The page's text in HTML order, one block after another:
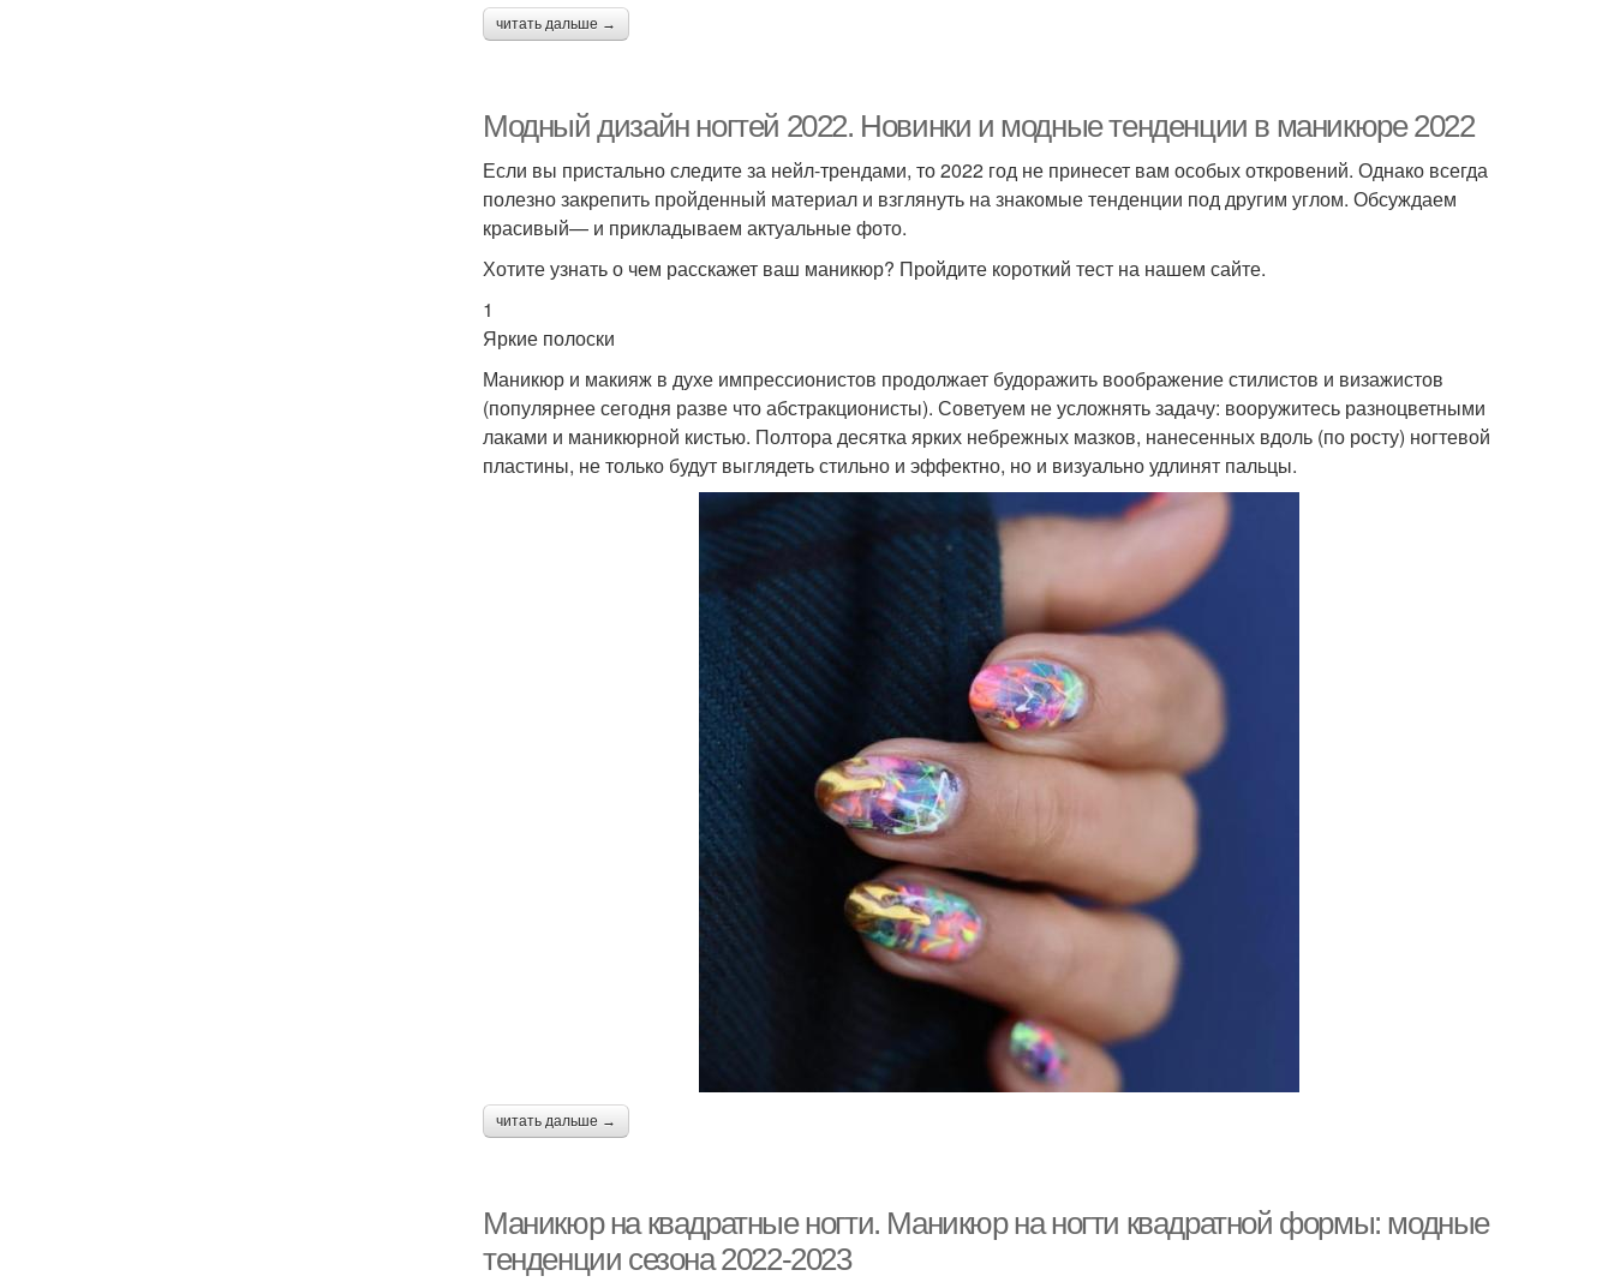
читать дальше →
Модный дизайн ногтей 2022. Новинки и модные тенденции в маникюре 2022
Если вы пристально следите за нейл-трендами, то 2022 год не принесет вам особых откровений. Однако всегда
полезно закрепить пройденный материал и взглянуть на знакомые тенденции под другим углом. Обсуждаем
красивый— и прикладываем актуальные фото.
Хотите узнать о чем расскажет ваш маникюр? Пройдите короткий тест на нашем сайте.
1
Яркие полоски
Маникюр и макияж в духе импрессионистов продолжает будоражить воображение стилистов и визажистов
(популярнее сегодня разве что абстракционисты). Советуем не усложнять задачу: вооружитесь разноцветными
лаками и маникюрной кистью. Полтора десятка ярких небрежных мазков, нанесенных вдоль (по росту) ногтевой
пластины, не только будут выглядеть стильно и эффектно, но и визуально удлинят пальцы.
читать дальше →
Маникюр на квадратные ногти. Маникюр на ногти квадратной формы: модные
тенденции сезона 2022-2023